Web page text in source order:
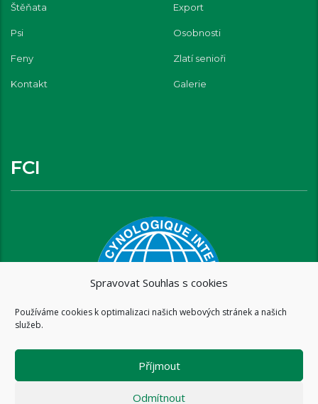
Spravovat Souhlas s cookies
Používáme cookies k optimalizaci našich webových stránek a našich
služeb.
Příjmout
Odmítnout
Štěňata Export
Psi Osobnosti
Feny Zlatí senioři
Kontakt Galerie
FCI